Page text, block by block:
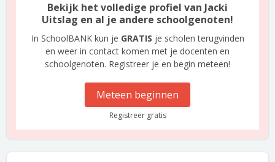
Bekijk het volledige profiel van Jacki
Uitslag en al je andere schoolgenoten!
In SchoolBANK kun je GRATIS je scholen terugvinden
en weer in contact komen met je docenten en
schoolgenoten. Registreer je en begin meteen!
Meteen beginnen
Registreer gratis